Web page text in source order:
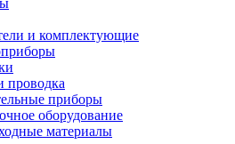
и комплектующие
проводка
приборы
оборудование
материалы